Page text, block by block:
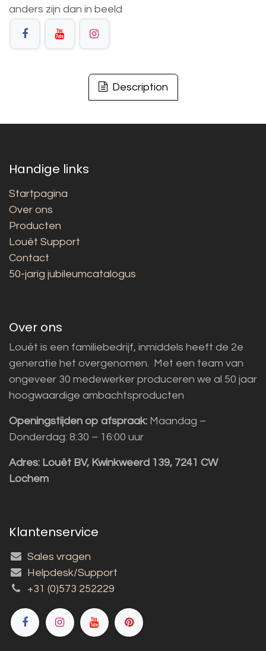
anders zijn dan in beeld
Description
Handige links
Startpagina
Over ons
Producten
Louët Support
Contact
50-jarig jubileumcatalogus
Over ons
Louët is een familiebedrijf, inmiddels heeft de 2e
generatie het overgenomen. Met een team van
ongeveer 30 medewerker produceren we al 50 jaar
hoogwaardige ambachtsproducten
Openingstijden op afspraak: Maandag –
Donderdag: 8:30 – 16:00 uur
Adres: Louët BV, Kwinkweerd 139, 7241 CW
Lochem
Klantenservice
Sales vragen
Helpdesk/Support
+31 (0)573 252229